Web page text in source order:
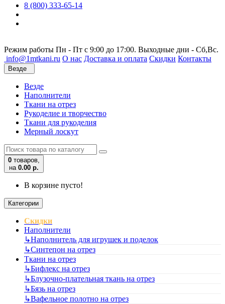
8 (800) 333-65-14
Режим работы Пн - Пт с 9:00 до 17:00. Выходные дни - Сб,Вс.
info@1mtkani.ru О нас Доставка и оплата Скидки Контакты
Везде
Везде
Наполнители
Ткани на отрез
Рукоделие и творчество
Ткани для рукоделия
Мерный лоскут
0 товаров,
на 0.00 р.
В корзине пусто!
Категории
Скидки
Наполнители
↳Наполнитель для игрушек и поделок
↳Синтепон на отрез
Ткани на отрез
↳Бифлекс на отрез
↳Блузочно-плательная ткань на отрез
↳Бязь на отрез
↳Вафельное полотно на отрез